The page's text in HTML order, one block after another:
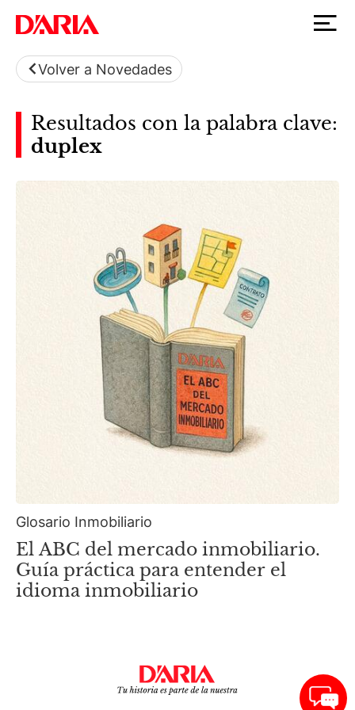
Volver a Novedades
Resultados con la palabra clave:
duplex
Glosario Inmobiliario
El ABC del mercado inmobiliario.
Guía práctica para entender el
idioma inmobiliario